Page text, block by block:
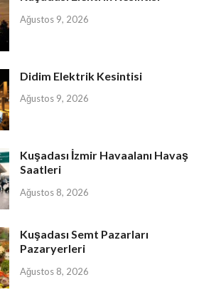
Ağustos 9, 2026
Didim Elektrik Kesintisi
Ağustos 9, 2026
Kuşadası İzmir Havaalanı Havaş
Saatleri
Ağustos 8, 2026
Kuşadası Semt Pazarları
Pazaryerleri
Ağustos 8, 2026